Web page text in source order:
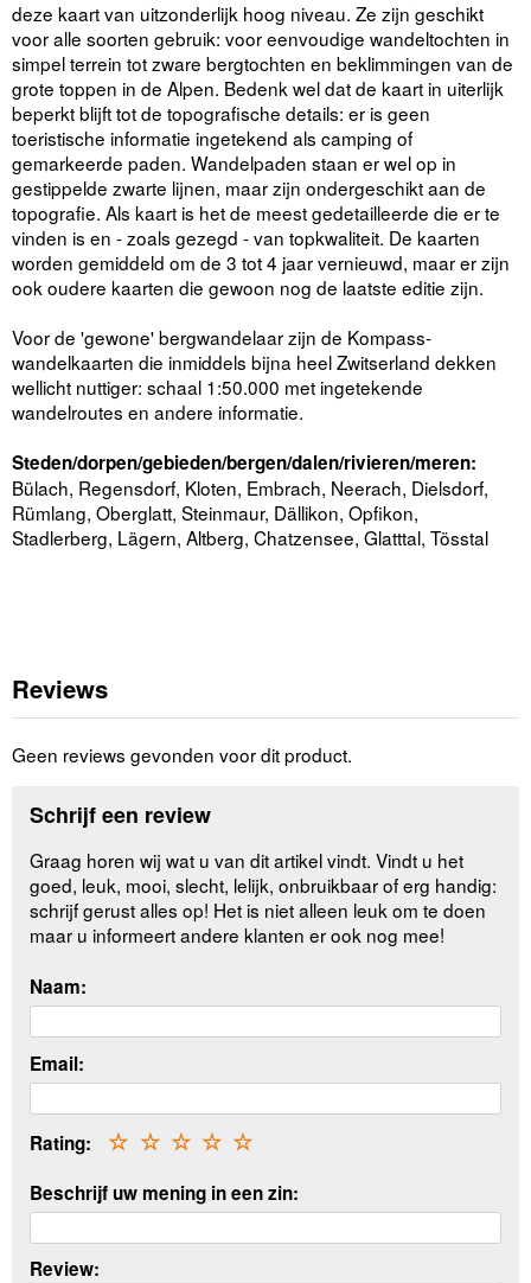
deze kaart van uitzonderlijk hoog niveau. Ze zijn geschikt
voor alle soorten gebruik: voor eenvoudige wandeltochten in
simpel terrein tot zware bergtochten en beklimmingen van de
grote toppen in de Alpen. Bedenk wel dat de kaart in uiterlijk
beperkt blijft tot de topografische details: er is geen
toeristische informatie ingetekend als camping of
gemarkeerde paden. Wandelpaden staan er wel op in
gestippelde zwarte lijnen, maar zijn ondergeschikt aan de
topografie. Als kaart is het de meest gedetailleerde die er te
vinden is en - zoals gezegd - van topkwaliteit. De kaarten
worden gemiddeld om de 3 tot 4 jaar vernieuwd, maar er zijn
ook oudere kaarten die gewoon nog de laatste editie zijn.
Voor de 'gewone' bergwandelaar zijn de Kompass-
wandelkaarten die inmiddels bijna heel Zwitserland dekken
wellicht nuttiger: schaal 1:50.000 met ingetekende
wandelroutes en andere informatie.
Steden/dorpen/gebieden/bergen/dalen/rivieren/meren:
Bülach, Regensdorf, Kloten, Embrach, Neerach, Dielsdorf,
Rümlang, Oberglatt, Steinmaur, Dällikon, Opfikon,
Stadlerberg, Lägern, Altberg, Chatzensee, Glatttal, Tösstal
Reviews
Geen reviews gevonden voor dit product.
Schrijf een review
Graag horen wij wat u van dit artikel vindt. Vindt u het
goed, leuk, mooi, slecht, lelijk, onbruikbaar of erg handig:
schrijf gerust alles op! Het is niet alleen leuk om te doen
maar u informeert andere klanten er ook nog mee!
Naam:
Email:
Rating: ☆
☆
☆
☆
☆
Beschrijf uw mening in een zin:
Review: